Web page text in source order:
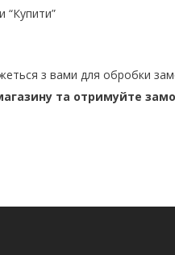
“Купити”
з вами для обробки
та отримуйте